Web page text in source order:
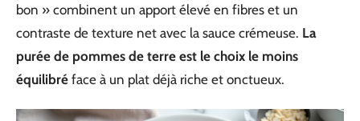
bon » combinent un apport élevé en fibres et un
contraste de texture net avec la sauce crémeuse. La
purée de pommes de terre est le choix le moins
équilibré face à un plat déjà riche et onctueux.